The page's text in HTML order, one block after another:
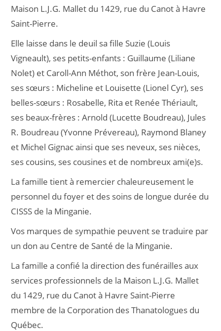
Maison L.J.G. Mallet du 1429, rue du Canot à Havre
Saint-Pierre.
Elle laisse dans le deuil sa fille Suzie (Louis
Vigneault), ses petits-enfants : Guillaume (Liliane
Nolet) et Caroll-Ann Méthot, son frère Jean-Louis,
ses sœurs : Micheline et Louisette (Lionel Cyr), ses
belles-sœurs : Rosabelle, Rita et Renée Thériault,
ses beaux-frères : Arnold (Lucette Boudreau), Jules
R. Boudreau (Yvonne Prévereau), Raymond Blaney
et Michel Gignac ainsi que ses neveux, ses nièces,
ses cousins, ses cousines et de nombreux ami(e)s.
La famille tient à remercier chaleureusement le
personnel du foyer et des soins de longue durée du
CISSS de la Minganie.
Vos marques de sympathie peuvent se traduire par
un don au Centre de Santé de la Minganie.
La famille a confié la direction des funérailles aux
services professionnels de la Maison L.J.G. Mallet
du 1429, rue du Canot à Havre Saint-Pierre
membre de la Corporation des Thanatologues du
Québec.